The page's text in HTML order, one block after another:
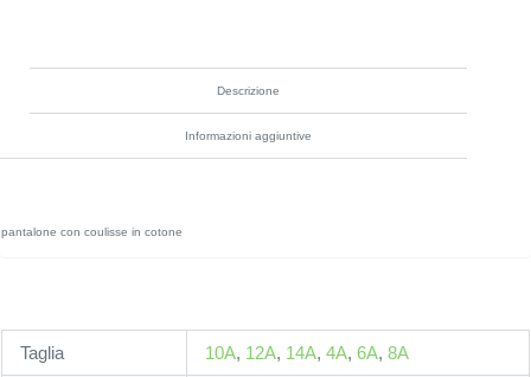
Descrizione
Informazioni aggiuntive
pantalone con coulisse in cotone
Taglia 10A, 12A, 14A, 4A, 6A, 8A